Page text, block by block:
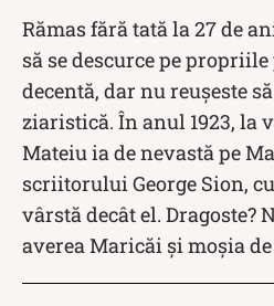
Rămas fără tată la 27 de
să se descurce pe
decentă, dar nu reușeste
ziaristică. În anul 1923, la
Mateiu ia de nevastă pe
scriitorului George Sion,
vârstă decât el. Dragoste?
averea Maricăi și moșia